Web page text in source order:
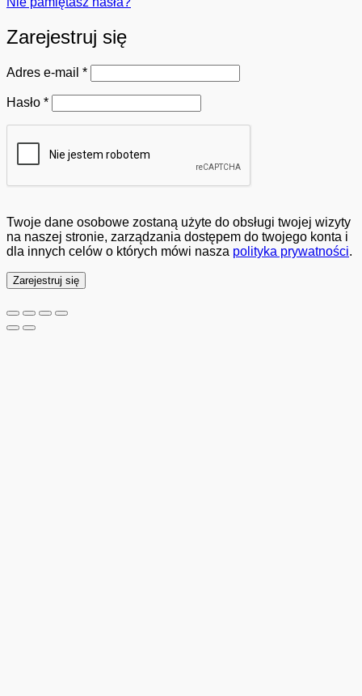
Zarejestruj się
Adres e-mail *Wymagane
Hasło *Wymagane
Twoje dane osobowe zostaną użyte do obsługi twojej wizyty
na naszej stronie, zarządzania dostępem do twojego konta i
dla innych celów o których mówi nasza polityka prywatności.
Zarejestruj się